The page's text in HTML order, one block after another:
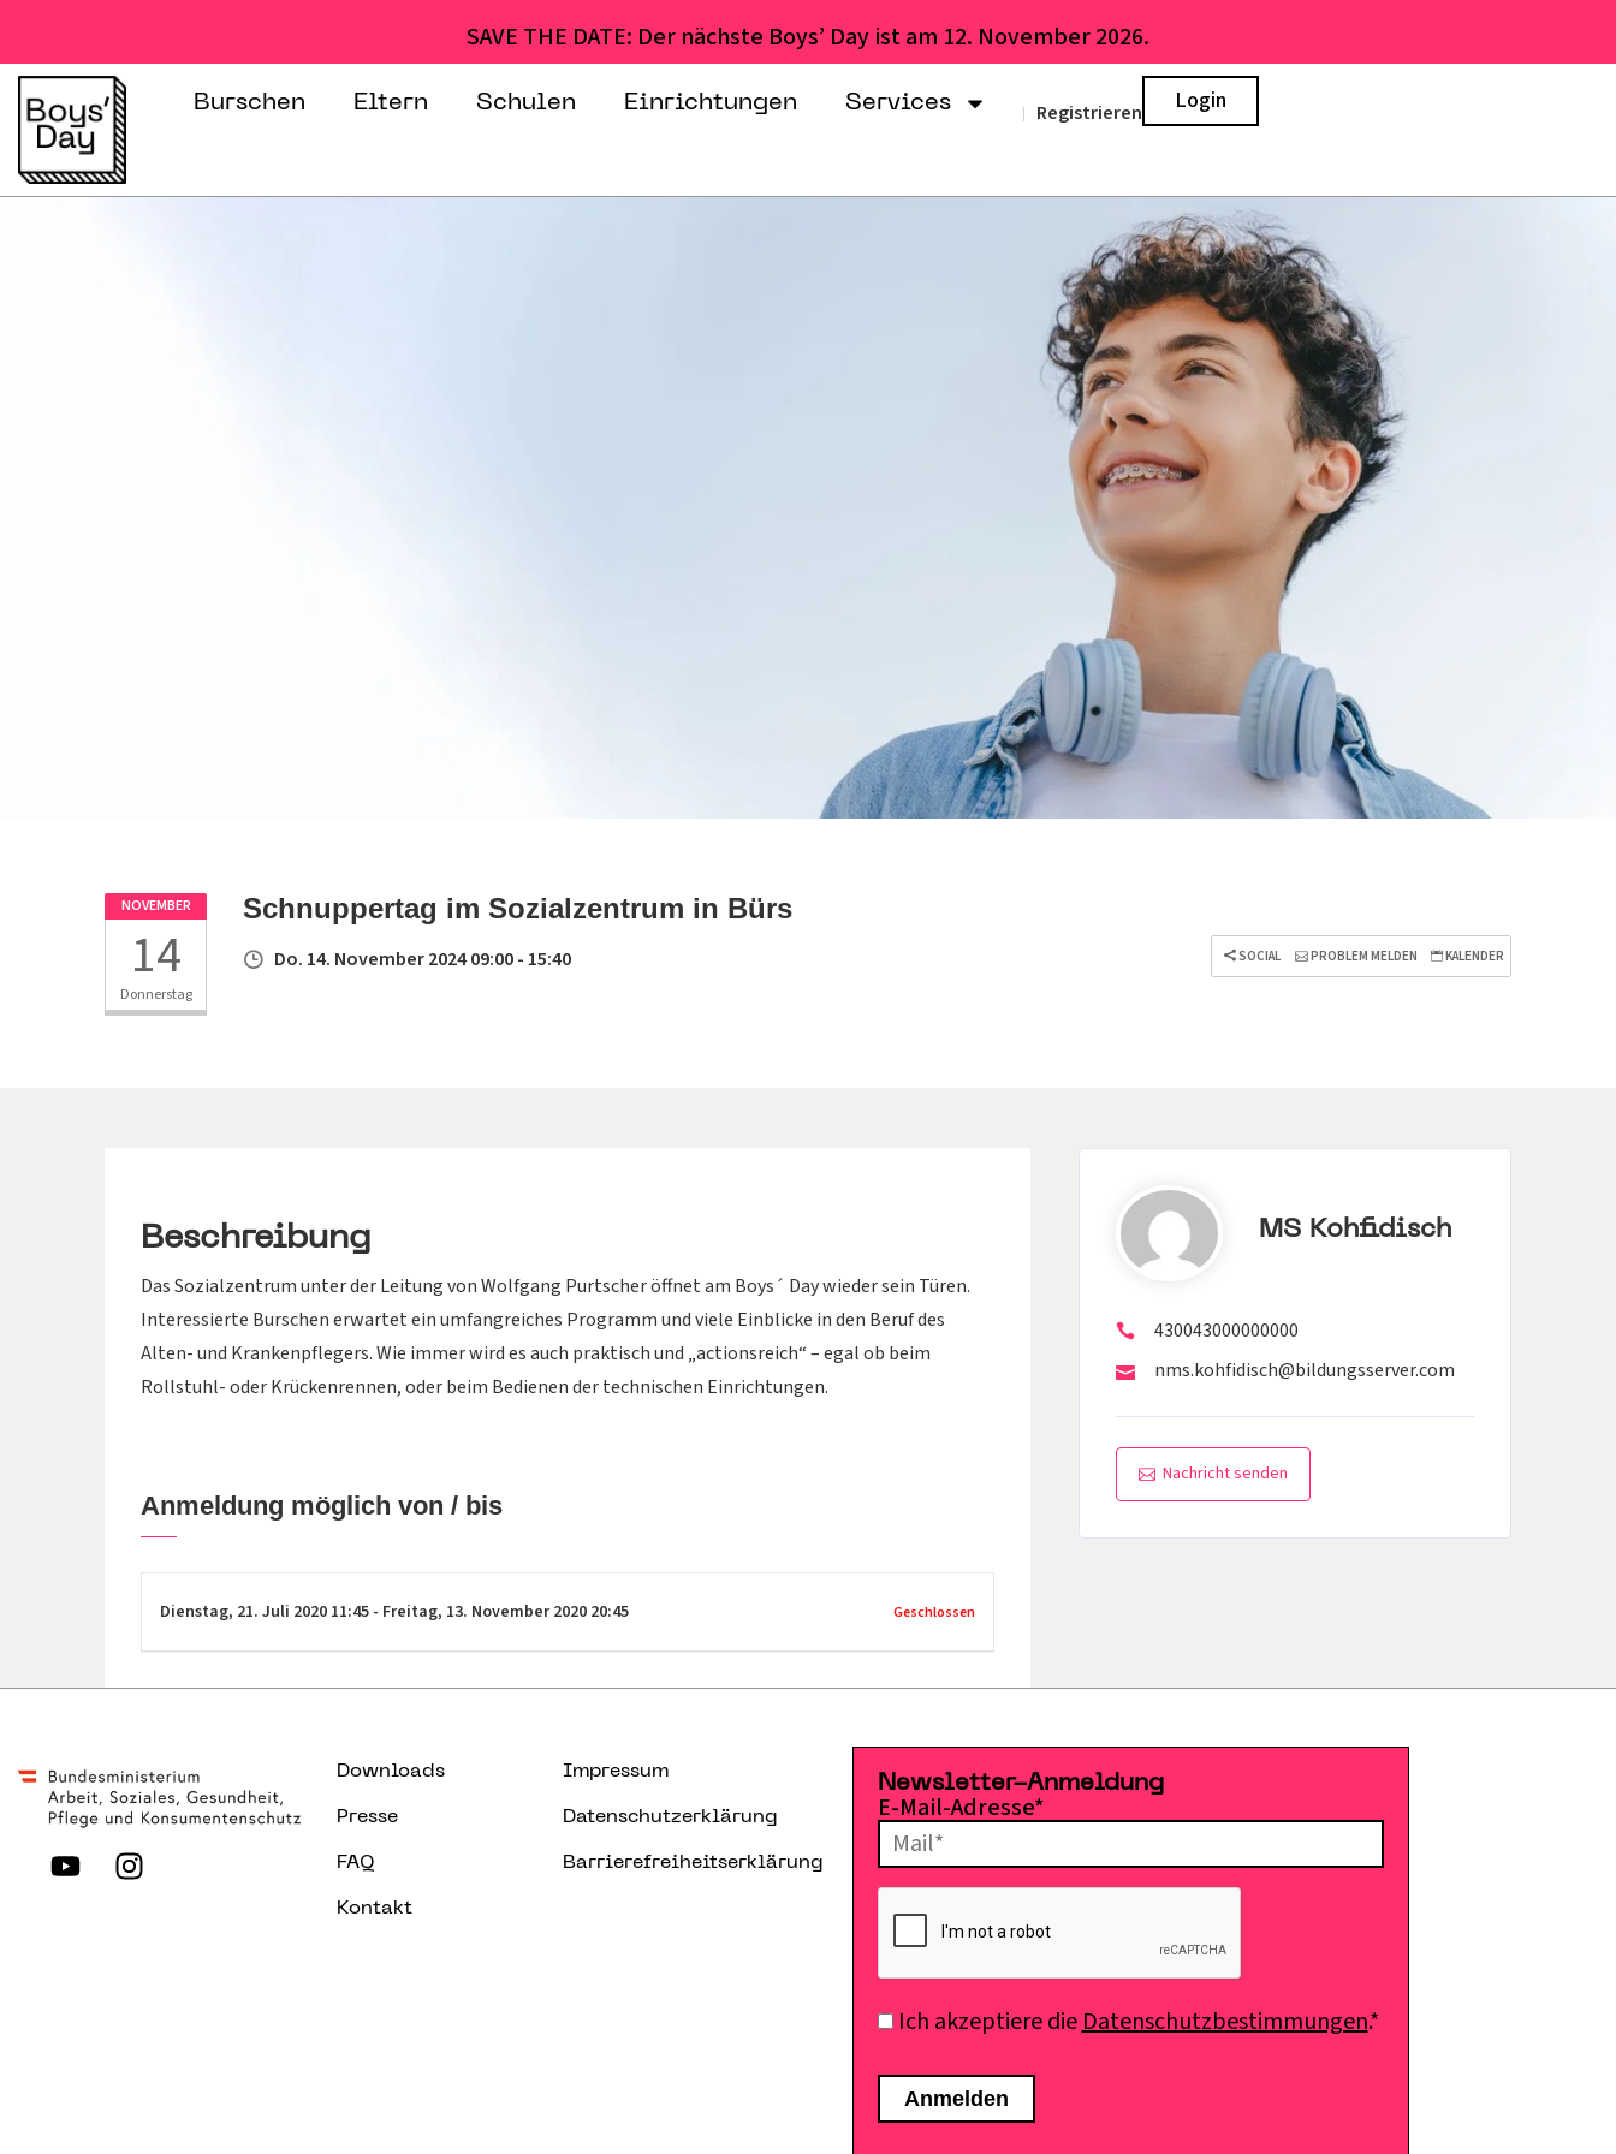
SAVE THE DATE: Der nächste Boys’ Day ist am 12. November 2026.
Burschen Eltern Schulen Einrichtungen Services | Registrieren Login
NOVEMBER
14
Donnerstag
Schnuppertag im Sozialzentrum in Bürs
Do. 14. November 2024 09:00 - 15:40 SOCIAL PROBLEM MELDEN KALENDER
Beschreibung
Das Sozialzentrum unter der Leitung von Wolfgang Purtscher öffnet am Boys´ Day wieder sein Türen.
Interessierte Burschen erwartet ein umfangreiches Programm und viele Einblicke in den Beruf des
Alten- und Krankenpflegers. Wie immer wird es auch praktisch und „actionsreich“ – egal ob beim
Rollstuhl- oder Krückenrennen, oder beim Bedienen der technischen Einrichtungen.
Anmeldung möglich von / bis
Dienstag, 21. Juli 2020 11:45 - Freitag, 13. November 2020 20:45 Geschlossen
MS Kohfidisch
430043000000000
nms.kohfidisch@bildungsserver.com
Nachricht senden
Downloads
Presse
FAQ
Kontakt
Impressum
Datenschutzerklärung
Barrierefreiheitserklärung
Newsletter-Anmeldung
E-Mail-Adresse*
Ich akzeptiere dieDatenschutzbestimmungen.*